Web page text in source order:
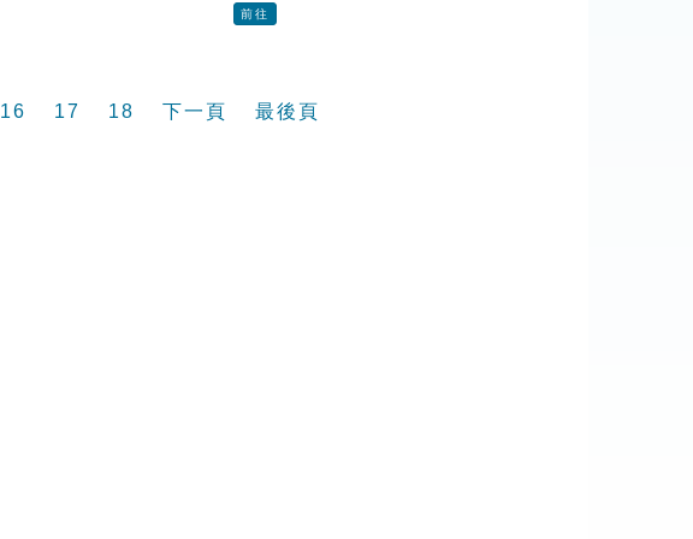
前往
16 17 18 下一頁 最後頁